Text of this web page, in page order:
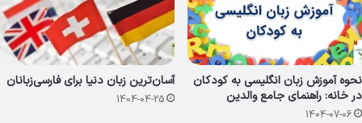
نحوه آموزش زبان انگلیسی به کودکان
در خانه: راهنمای جامع والدین
1404-07-06
آسان‌ترین زبان دنیا برای فارسی‌زبانان
1404-04-25